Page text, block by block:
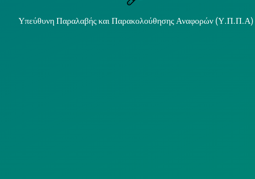
Υπεύθυνη Παραλαβής και Παρακολούθησης Αναφορών (Υ.Π.Π.Α)